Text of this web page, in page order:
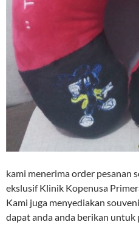
kami menerima order pesanan
ekslusif Klinik Kopenusa
Kami juga menyediakan
dapat anda anda berikan untuk